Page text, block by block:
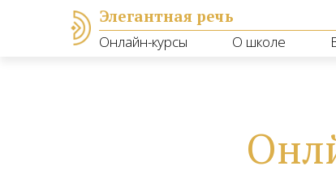
Элегантная речь
Онлайн-курсы О школе